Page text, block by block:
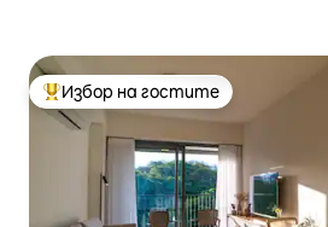
Най-популярен избор на гостите
Избор на гостите